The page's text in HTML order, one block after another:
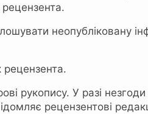
неопубліковану
рецензента.
рукопису. У разі
рецензентові